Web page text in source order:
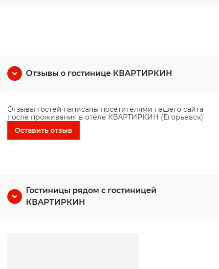
Отзывы о гостинице КВАРТИРКИН
Отзывы гостей написаны посетителями нашего сайта
после проживания в отеле КВАРТИРКИН (Егорьевск)
Оставить отзыв
Гостиницы рядом с гостиницей
КВАРТИРКИН